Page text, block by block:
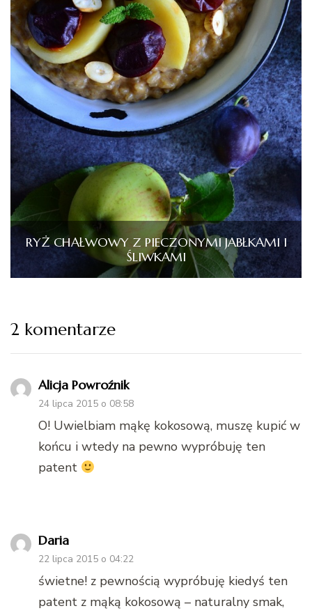
RYŻ CHAŁWOWY Z PIECZONYMI JABŁKAMI I
ŚLIWKAMI
2 komentarze
Alicja Powroźnik
24 lipca 2015 o 08:58
O! Uwielbiam mąkę kokosową, muszę kupić w
końcu i wtedy na pewno wypróbuję ten
patent
Daria
22 lipca 2015 o 04:22
świetne! z pewnością wypróbuję kiedyś ten
patent z mąką kokosową – naturalny smak,